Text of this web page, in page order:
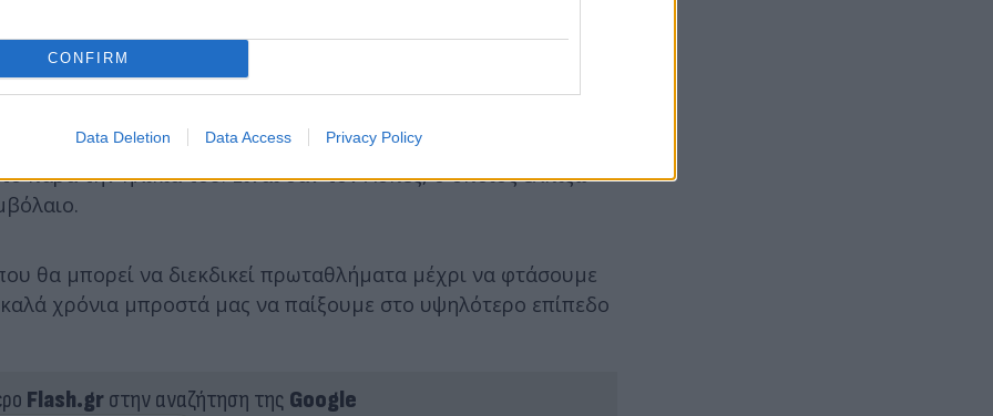
CONFIRM
Data Deletion Data Access Privacy Policy
έχουμε μερικά χρόνια ακόμα στο υψηλότερο επίπεδο.
παρά την ηλικία του. Είναι σαν τον Λόπεζ, ο οποίος ελπίζω
θα μπορεί να διεκδικεί πρωταθλήματα μέχρι να φτάσουμε
χρόνια μπροστά μας να παίξουμε στο υψηλότερο επίπεδο
Flash.grστην αναζήτηση της Google